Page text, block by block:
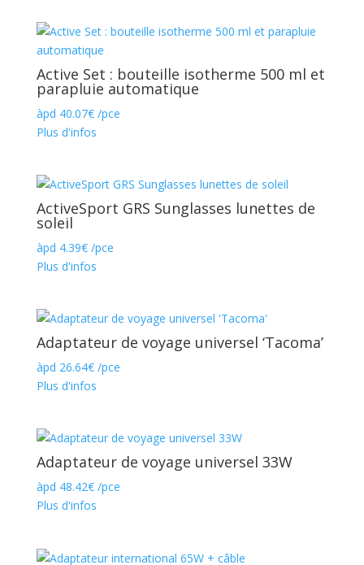
Active Set : bouteille isotherme 500 ml et
parapluie automatique
àpd 40.07€/pce
Plus d'infos
ActiveSport GRS Sunglasses lunettes de
soleil
àpd 4.39€/pce
Plus d'infos
Adaptateur de voyage universel ‘Tacoma’
àpd 26.64€/pce
Plus d'infos
Adaptateur de voyage universel 33W
àpd 48.42€/pce
Plus d'infos